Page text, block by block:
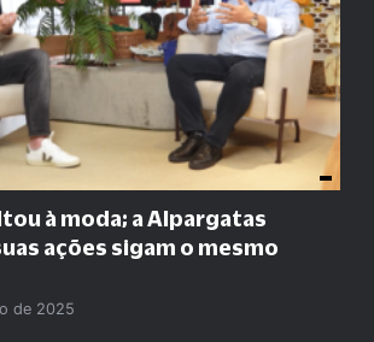
à moda; a Alpargatas
ações sigam o mesmo
de 2025